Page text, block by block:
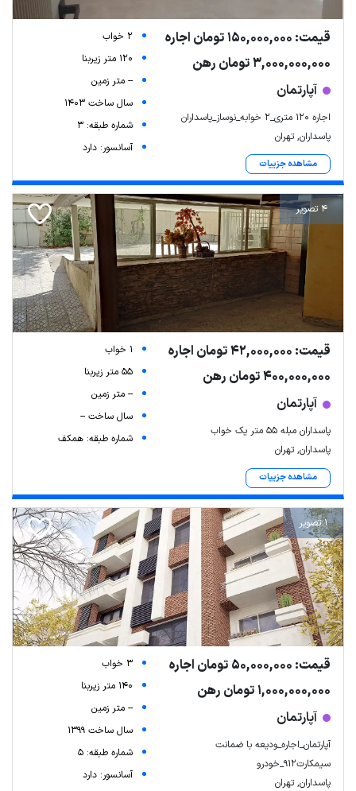
قیمت: 150,000,000 تومان اجاره
3,000,000,000 تومان رهن
آپارتمان
اجاره ۱۲۰ متری_۲ خوابه_نوساز_پاسداران
پاسداران, تهران
مشاهده جزییات
2 خواب
120 متر زیربنا
-- متر زمین
سال ساخت 1403
شماره طبقه: 3
آسانسور: دارد
4 تصویر
قیمت: 42,000,000 تومان اجاره
400,000,000 تومان رهن
آپارتمان
پاسداران مبله 55 متر یک خواب
پاسداران, تهران
مشاهده جزییات
1 خواب
55 متر زیربنا
-- متر زمین
سال ساخت --
شماره طبقه: همکف
1 تصویر
قیمت: 50,000,000 تومان اجاره
1,000,000,000 تومان رهن
آپارتمان
آپارتمان_اجاره_ودیعه با ضمانت
سیمکارت912_خودرو
پاسداران, تهران
3 خواب
140 متر زیربنا
-- متر زمین
سال ساخت 1399
شماره طبقه: 5
آسانسور: دارد